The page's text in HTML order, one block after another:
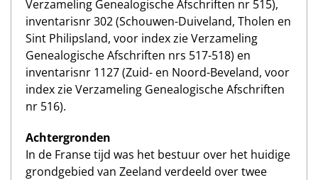
Verzameling Genealogische Afschriften nr 515),
inventarisnr 302 (Schouwen-Duiveland, Tholen en
Sint Philipsland, voor index zie Verzameling
Genealogische Afschriften nrs 517-518) en
inventarisnr 1127 (Zuid- en Noord-Beveland, voor
index zie Verzameling Genealogische Afschriften
nr 516).
Achtergronden
In de Franse tijd was het bestuur over het huidige
grondgebied van Zeeland verdeeld over twee